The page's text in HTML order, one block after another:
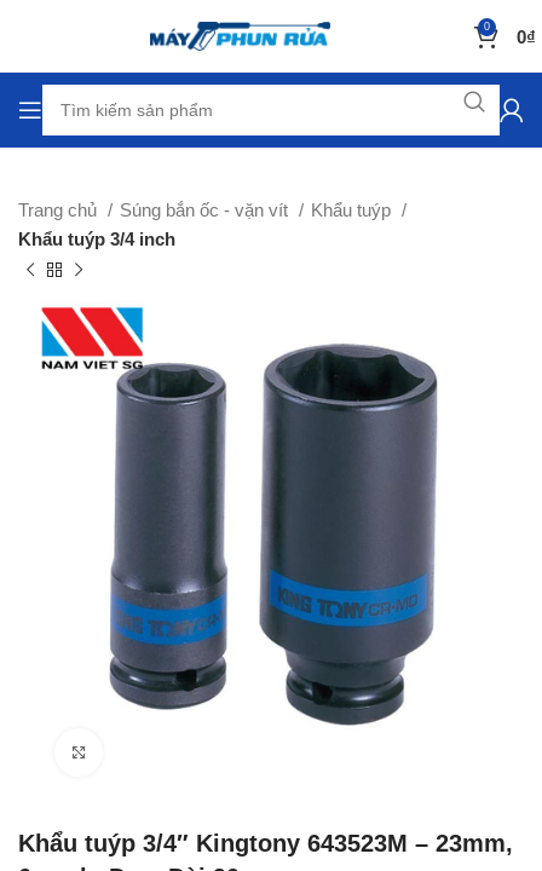
0 0₫
Trang chủ Súng bắn ốc - vặn vít
Khẩu tuýp
Khẩu tuýp 3/4 inch
Khẩu tuýp 3/4″ Kingtony 643523M – 23mm,